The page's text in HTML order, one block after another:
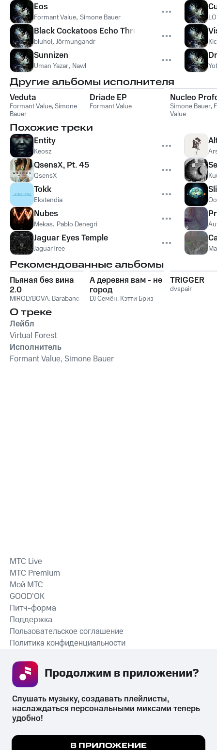
Eos
Formant Value, Simone Bauer
Black Cockatoos Echo Through a Burnt Canopy
bluhol, Jörmungandr
Sunnizen
Uman Yazar, Nawl
Другие альбомы исполнителя
Veduta
Formant Value,Simone
Bauer
Driade EP
Formant Value
Nucleo
Simone Bauer,
Value
Похожие треки
Entity
Keosz
QsensX, Pt. 45
QsensX
Tokk
Ekstendia
Nubes
Mekas, Pablo Denegri
Jaguar Eyes Temple
JaguarTree
Рекомендованные альбомы
Пьяная без вина
2.0
MIROLYBOVA, Barabanov
А деревня вам - не
город
DJ Семён, Кэтти Бриз
TRIGGER
dvspair
О треке
Лейбл
Virtual Forest
Исполнитель
Formant Value, Simone Bauer
СКАЧАТЬ ПРИЛОЖЕНИЕ
MTС Live
MTС Premium
Мой МТС
GOOD’OK
Питч-форма
Поддержка
Пользовательское соглашение
Политика конфиденциальности
психотропных веществ, их аналогов причиняет вред здоровью,
их незаконный оборот запрещён и влечёт установленную
Мы используем куки, чтобы на сайте все
Слушать музыку, создавать плейлисты,
наслаждаться персональными миксами теперь
удобно!
В ПРИЛОЖЕНИЕ